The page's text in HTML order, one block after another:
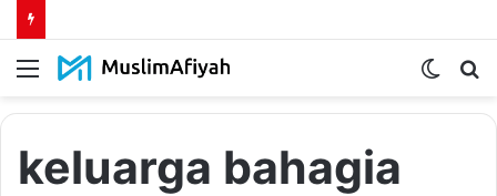
Menu
Switch
keluarga bahagia